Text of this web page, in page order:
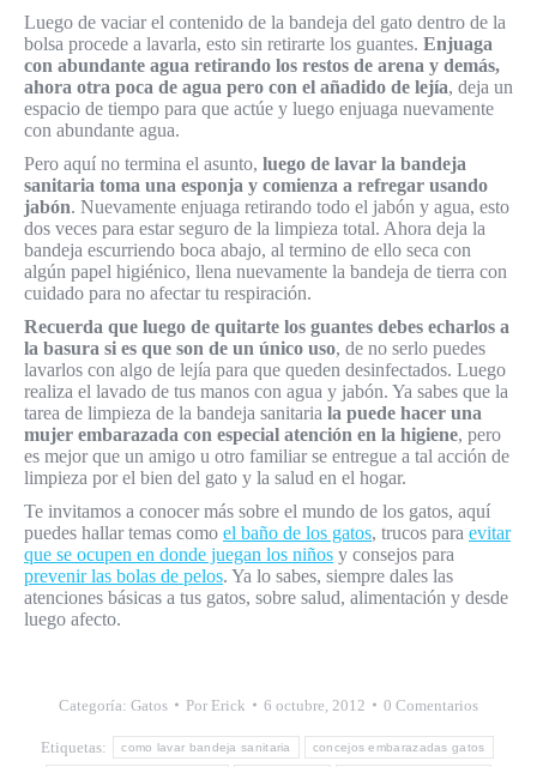
Luego de vaciar el contenido de la bandeja del gato dentro de la
bolsa procede a lavarla, esto sin retirarte los guantes. Enjuaga
con abundante agua retirando los restos de arena y demás,
ahora otra poca de agua pero con el añadido de lejía, deja un
espacio de tiempo para que actúe y luego enjuaga nuevamente
con abundante agua.
Pero aquí no termina el asunto, luego de lavar la bandeja
sanitaria toma una esponja y comienza a refregar usando
jabón. Nuevamente enjuaga retirando todo el jabón y agua, esto
dos veces para estar seguro de la limpieza total. Ahora deja la
bandeja escurriendo boca abajo, al termino de ello seca con
algún papel higiénico, llena nuevamente la bandeja de tierra con
cuidado para no afectar tu respiración.
Recuerda que luego de quitarte los guantes debes echarlos a
la basura si es que son de un único uso, de no serlo puedes
lavarlos con algo de lejía para que queden desinfectados. Luego
realiza el lavado de tus manos con agua y jabón. Ya sabes que la
tarea de limpieza de la bandeja sanitaria la puede hacer una
mujer embarazada con especial atención en la higiene, pero
es mejor que un amigo u otro familiar se entregue a tal acción de
limpieza por el bien del gato y la salud en el hogar.
Te invitamos a conocer más sobre el mundo de los gatos, aquí
puedes hallar temas como el baño de los gatos, trucos para evitar
que se ocupen en donde juegan los niños y consejos para
prevenir las bolas de pelos. Ya lo sabes, siempre dales las
atenciones básicas a tus gatos, sobre salud, alimentación y desde
luego afecto.
Categoría: Gatos Por Erick 6 octubre, 2012 0 Comentarios
Etiquetas: como lavar bandeja sanitaria concejos embarazadas gatos